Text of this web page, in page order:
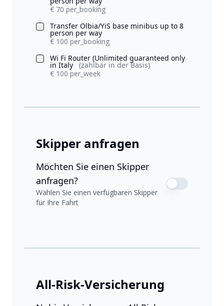
€ 70 per_booking
Transfer Olbia/YiS base minibus up to 8
person per way
€ 100 per_booking
Wi Fi Router (Unlimited guaranteed only
in Italy
(zahlbar in der Basis)
€ 100 per_week
Skipper anfragen
Möchten Sie einen Skipper
anfragen?
Wählen Sie einen verfügbaren Skipper
für Ihre Fahrt
All-Risk-Versicherung